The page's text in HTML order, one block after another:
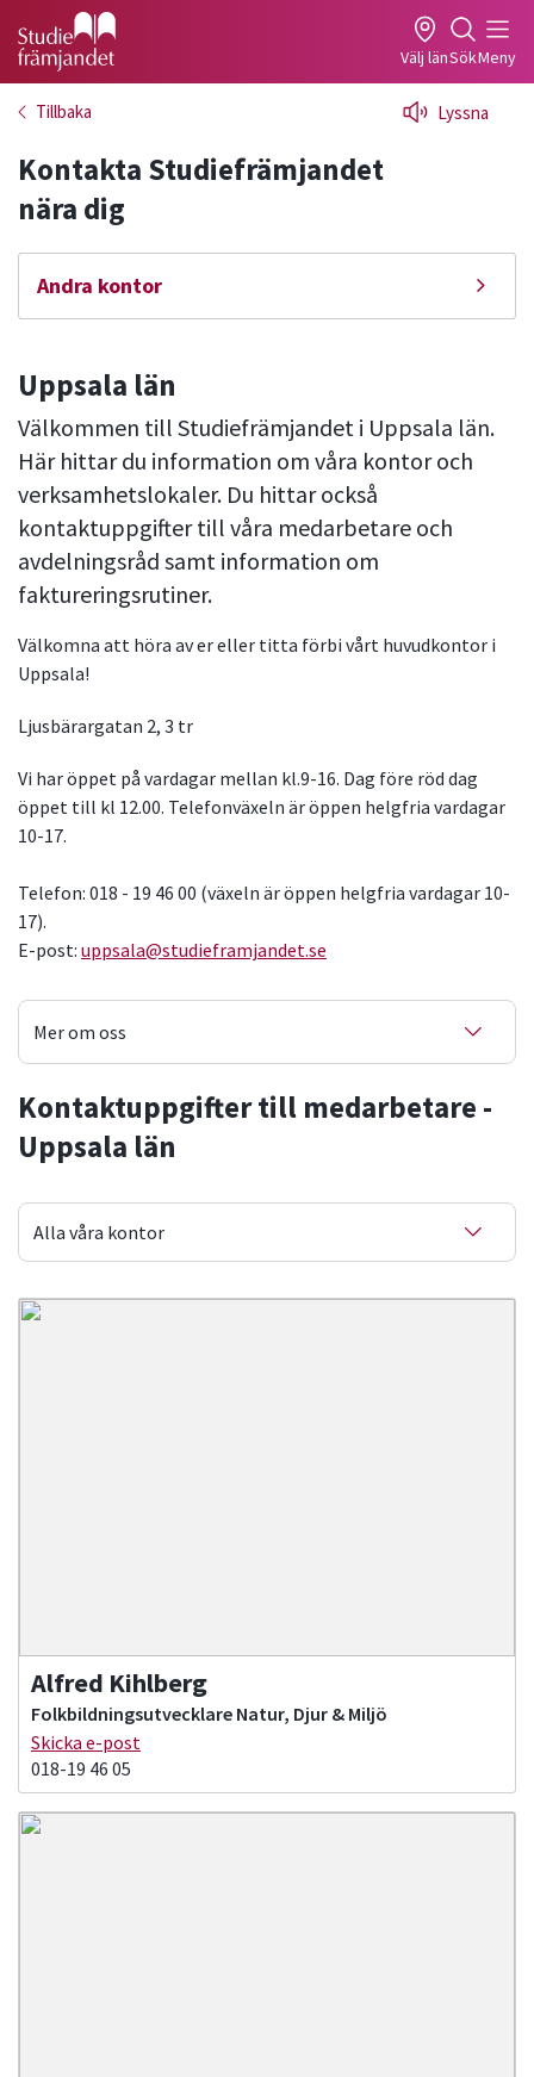
Gå till studiefrämjandets startsida Välj länSökMeny
Tillbaka Lyssna
Kontakta Studiefrämjandet
nära dig
Andra kontor
Uppsala län
Välkommen till Studiefrämjandet i Uppsala län.
Här hittar du information om våra kontor och
verksamhetslokaler. Du hittar också
kontaktuppgifter till våra medarbetare och
avdelningsråd samt information om
faktureringsrutiner.
Välkomna att höra av er eller titta förbi vårt huvudkontor i
Uppsala!
Ljusbärargatan 2, 3 tr
Vi har öppet på vardagar mellan kl.9-16. Dag före röd dag
öppet till kl 12.00. Telefonväxeln är öppen helgfria vardagar
10-17.
Telefon: 018 - 19 46 00 (växeln är öppen helgfria vardagar 10-
17).
E-post: uppsala@studieframjandet.se
Mer om oss
Verksamhetslokaler
Fakturering
Kontaktuppgifter till medarbetare -
Uppsala län
Alla våra kontor
Alfred Kihlberg
Folkbildningsutvecklare Natur, Djur & Miljö
Skicka e-post
018-19 46 05